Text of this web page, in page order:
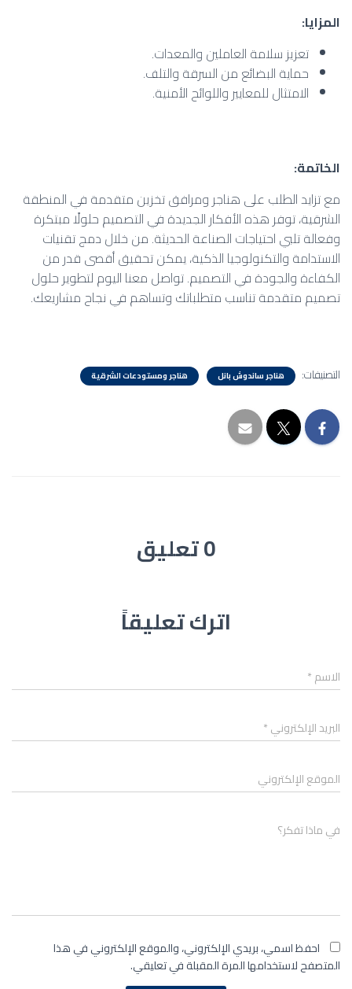
المزايا:
تعزيز سلامة العاملين والمعدات.
حماية البضائع من السرقة والتلف.
الامتثال للمعايير واللوائح الأمنية.
الخاتمة:
مع تزايد الطلب على هناجر ومرافق تخزين متقدمة في المنطقة
الشرقية، توفر هذه الأفكار الجديدة في التصميم حلولًا مبتكرة
وفعالة تلبي احتياجات الصناعة الحديثة. من خلال دمج تقنيات
الاستدامة والتكنولوجيا الذكية، يمكن تحقيق أقصى قدر من
الكفاءة والجودة في التصميم. تواصل معنا اليوم لتطوير حلول
تصميم متقدمة تناسب متطلباتك وتساهم في نجاح مشاريعك.
التصنيفات: هناجر ساندوش بانل هناجر ومستودعات الشرقية
0 تعليق
اترك تعليقاً
الاسم*
البريد الإلكتروني*
الموقع الإلكتروني
في ماذا تفكر؟
احفظ اسمي، بريدي الإلكتروني، والموقع الإلكتروني في هذا
المتصفح لاستخدامها المرة المقبلة في تعليقي.